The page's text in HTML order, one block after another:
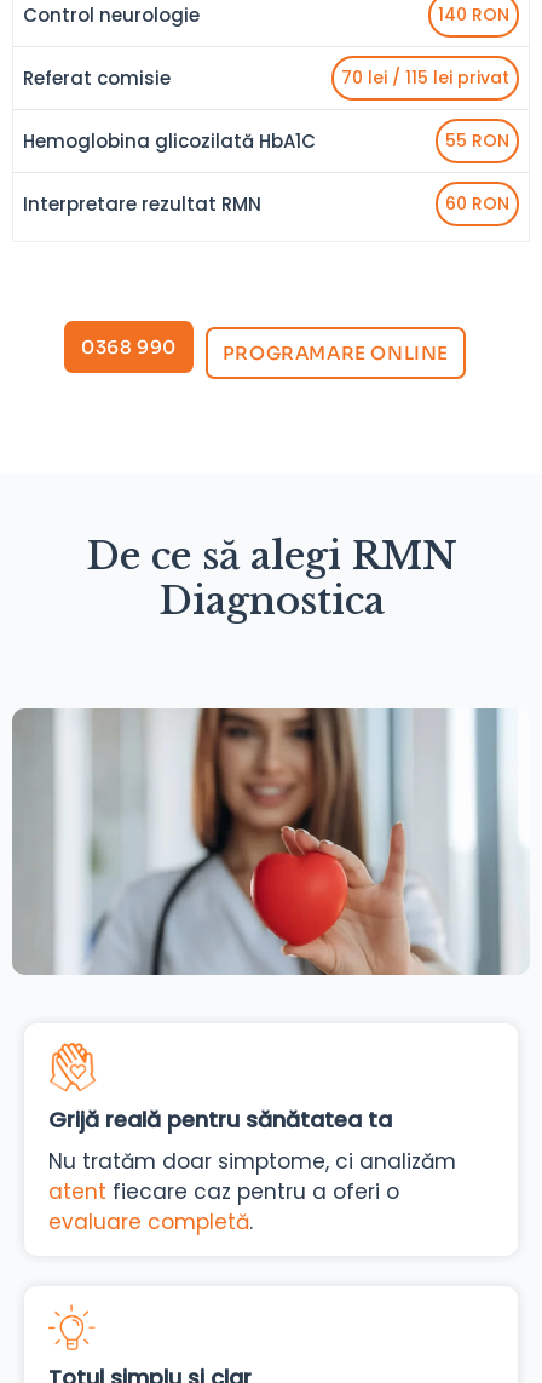
Control neurologie 140 RON
Referat comisie 70 lei / 115 lei privat
Hemoglobina glicozilată HbA1C 55 RON
Interpretare rezultat RMN 60 RON
0368 990 PROGRAMARE ONLINE
De ce să alegi RMN
Diagnostica
Grijă reală pentru sănătatea ta
Nu tratăm doar simptome, ci analizăm
atent fiecare caz pentru a oferi o
evaluare completă.